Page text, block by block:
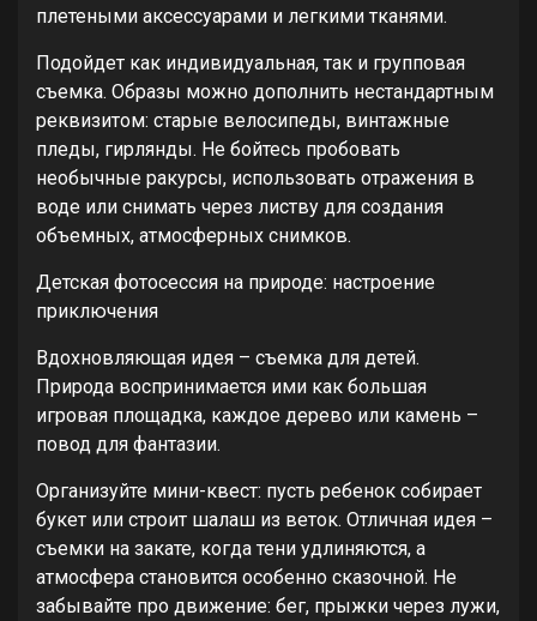
плетеными аксессуарами и легкими тканями.
Подойдет как индивидуальная, так и групповая
съемка. Образы можно дополнить нестандартным
реквизитом: старые велосипеды, винтажные
пледы, гирлянды. Не бойтесь пробовать
необычные ракурсы, использовать отражения в
воде или снимать через листву для создания
объемных, атмосферных снимков.
Детская фотосессия на природе: настроение
приключения
Вдохновляющая идея – съемка для детей.
Природа воспринимается ими как большая
игровая площадка, каждое дерево или камень –
повод для фантазии.
Организуйте мини-квест: пусть ребенок собирает
букет или строит шалаш из веток. Отличная идея –
съемки на закате, когда тени удлиняются, а
атмосфера становится особенно сказочной. Не
забывайте про движение: бег, прыжки через лужи,